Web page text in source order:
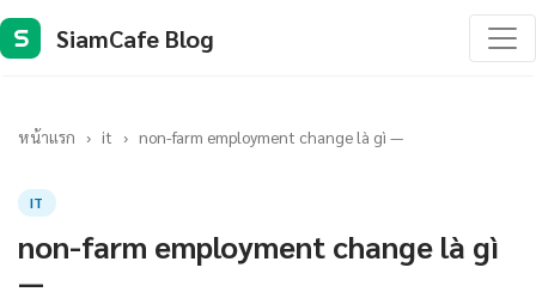
S SiamCafe Blog
หน้าแรก › it › non-farm employment change là gì —
IT
non-farm employment change là gì
—